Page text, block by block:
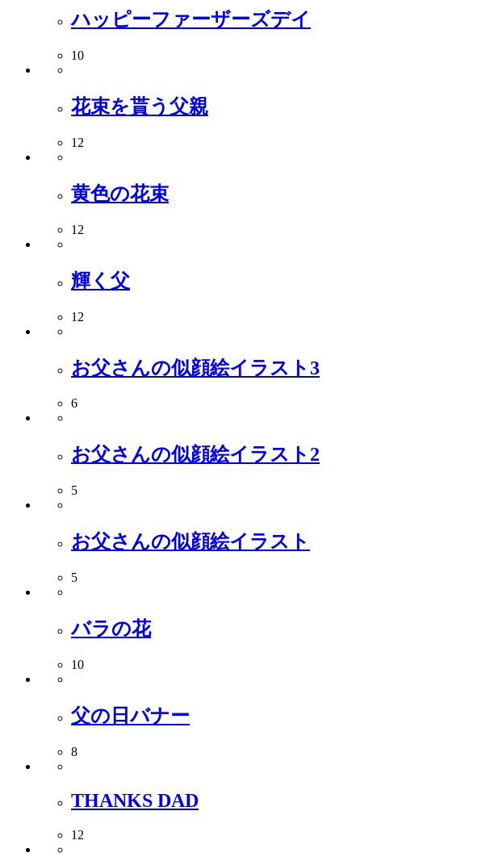
ハッピーファーザーズデイ
10
花束を貰う父親
12
黄色の花束
12
輝く父
12
お父さんの似顔絵イラスト3
6
お父さんの似顔絵イラスト2
5
お父さんの似顔絵イラスト
5
バラの花
10
父の日バナー
8
THANKS DAD
12